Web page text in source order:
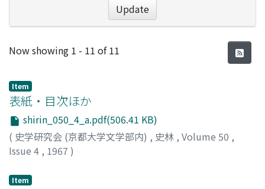
Update
Recent Submissions
Now showing 1 - 11 of 11
Item
表紙・目次ほか
shirin_050_4_a.pdf(506.41 KB)
( 史学研究会 (京都大学文学部内) , 史林 , Volume 50 ,
Issue 4 , 1967 )
Item